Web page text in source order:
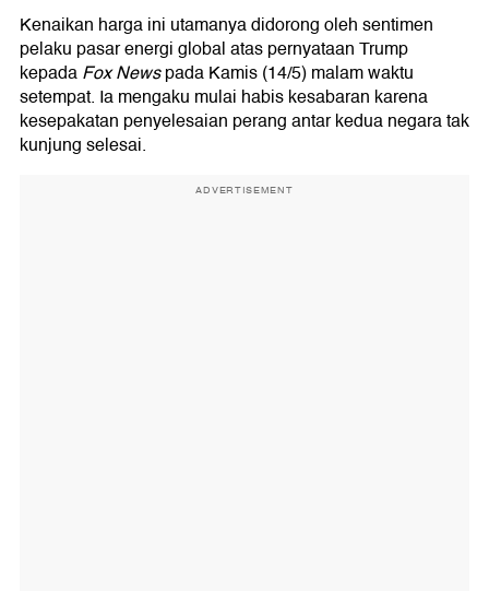
Kenaikan harga ini utamanya didorong oleh sentimen
pelaku pasar energi global atas pernyataan Trump
kepadaFox Newspada Kamis (14/5) malam waktu
setempat. Ia mengaku mulai habis kesabaran karena
kesepakatan penyelesaian perang antar kedua negara tak
kunjung selesai.
ADVERTISEMENT